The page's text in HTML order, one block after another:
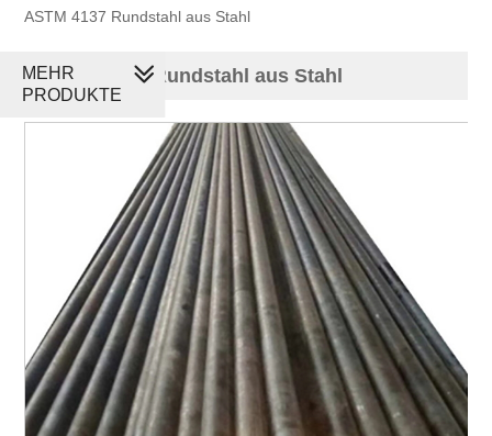
ASTM 4137 Rundstahl aus Stahl
ASTM 4137 Rundstahl aus Stahl
MEHR
PRODUKTE